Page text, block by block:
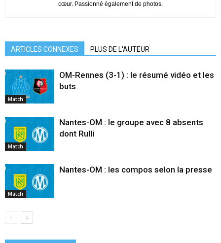
cœur. Passionné également de photos.
ARTICLES CONNEXES PLUS DE L'AUTEUR
Match
OM-Rennes (3-1) : le résumé vidéo et les
buts
Match
Nantes-OM : le groupe avec 8 absents
dont Rulli
Match
Nantes-OM : les compos selon la presse